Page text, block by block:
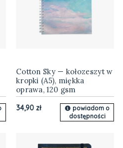
Cotton Sky — kołozeszyt w
kropki (A5), miękka
oprawa, 120 gsm
34,90 zł
powiadom o
dostępności